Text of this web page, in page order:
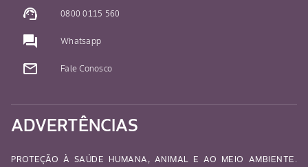
support_agent 0800 0115 560
question_answer Whatsapp
mail_outline Fale Conosco
ADVERTÊNCIAS
PROTEÇÃO À SAÚDE HUMANA, ANIMAL E AO MEIO AMBIENTE.